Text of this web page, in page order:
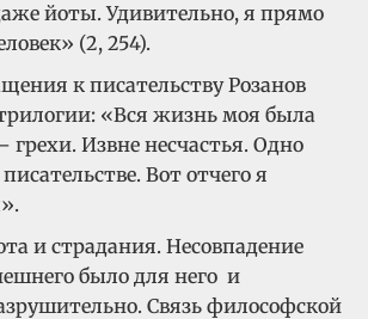
йоты. Удивительно, я прямо
(2, 254).
к писательству Розанов
«Вся жизнь моя была
Извне несчастья. Одно
Вот отчего я
и страдания. Несовпадение
было для него и
Связь философской